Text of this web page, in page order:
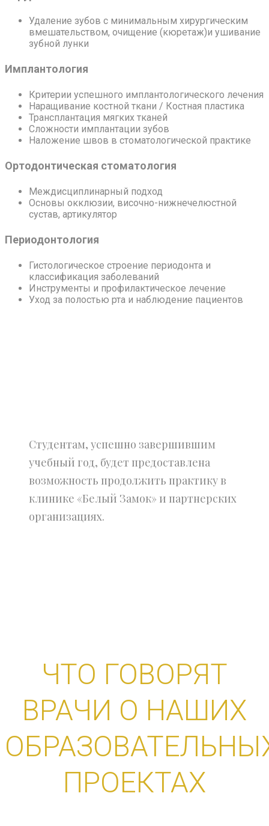
Удаление зубов с минимальным хирургическим
вмешательством, очищение (кюретаж)и ушивание
зубной лунки
Имплантология
Критерии успешного имплантологического лечения
Наращивание костной ткани / Костная пластика
Трансплантация мягких тканей
Сложности имплантации зубов
Наложение швов в стоматологической практике
Ортодонтическая стоматология
Междисциплинарный подход
Основы окклюзии, височно-нижнечелюстной
сустав, артикулятор
Периодонтология
Гистологическое строение периодонта и
классификация заболеваний
Инструменты и профилактическое лечение
Уход за полостью рта и наблюдение пациентов
Студентам, успешно завершившим
учебный год, будет предоставлена
возможность продолжить практику в
клинике «Белый Замок» и партнерских
организациях.
ЧТО ГОВОРЯТ
ВРАЧИ О НАШИХ
ПРОЕКТАХ